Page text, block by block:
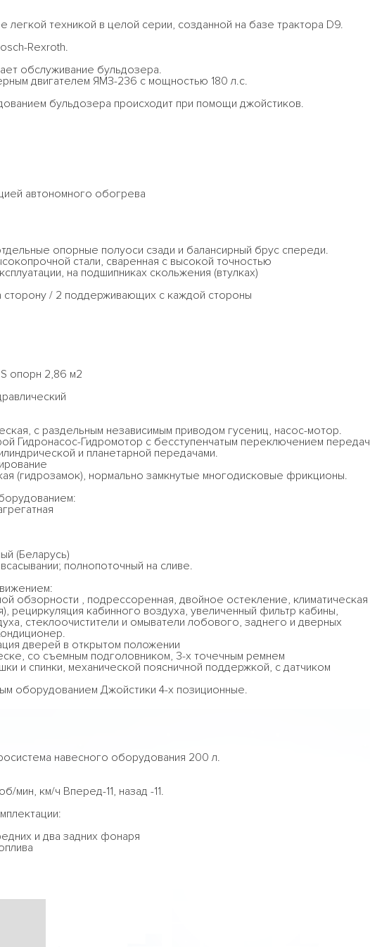
легкой техникой в целой серии, созданной на базе трактора D9.
Rexroth.
обслуживание бульдозера.
двигателем ЯМЗ-236 с мощностью 180 л.с.
бульдозера происходит при помощи джойстиков.
автономного обогрева
опорные полуоси сзади и балансирный брус спереди.
стали, сваренная с высокой точностью
на подшипниках скольжения (втулках)
/ 2 поддерживающих с каждой стороны
опорн 2,86 м2
с раздельным независимым приводом гусениц, насос-мотор.
Гидронасос-Гидромотор с бесступенчатым переключением передач
и планетарной передачами.
(гидрозамок), нормально замкнутые многодисковые фрикционы.
(Беларусь)
полнопоточный на сливе.
обзорности , подрессоренная, двойное остекление, климатическая
рециркуляция кабинного воздуха, увеличенный фильтр кабины,
стеклоочистители и омыватели лобового, заднего и дверных
дверей в открытом положении
со съемным подголовником, 3-х точечным ремнем
и спинки, механической поясничной поддержкой, с датчиком
оборудованием Джойстики 4-х позиционные.
навесного оборудования 200 л.
мин, км/ч Вперед-11, назад -11.
и два задних фонаря